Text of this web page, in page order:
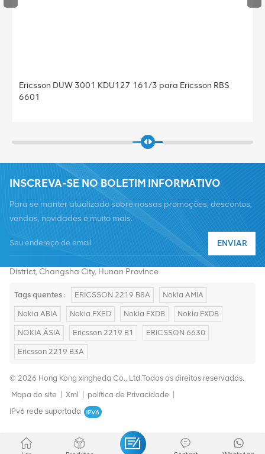
Ericsson DUW 3001 KDU127 161/3 para Ericsson RBS
6601
INSCREVA-SE NO BOLETIM INFORMATIVO
Para se manter atualizado sobre nossas promoções, descontos,
vendas, novidades e muito mais.
ENVIAR
E-mail :summer@chinaxingheda.com
Endereço : 2506 Xidi Building, No. 8 Fenglin Third Road,Yuelu
District, Changsha City, Hunan Province
Tags quentes : ERICSSON 2219 B8A Nokia AMIA
Nokia ABIA Nokia FXED Nokia FXDB Nokia FXDB
NOKIA ÁSIA Ericsson 2219 B1 ERICSSON 6630
Ericsson 2219 B3A
© 2026 Hong Kong xingheda Co., Ltd.Todos os direitos reservados.
Mapa do site
Xml política de Privacidade
IPv6 rede suportada